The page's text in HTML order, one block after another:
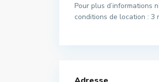
Pour plus d’informations
conditions de location : 3